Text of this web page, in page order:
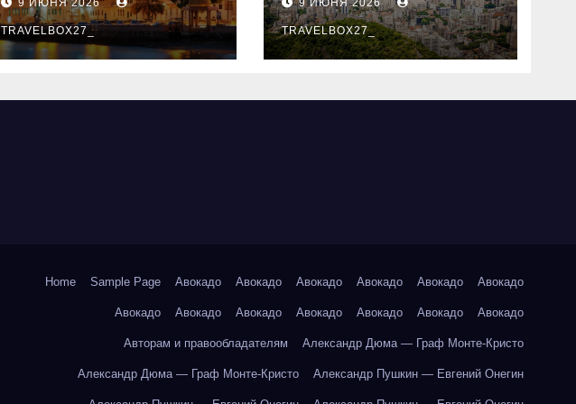
9 ИЮНЯ 2026
TRAVELBOX27_
знали
9 ИЮНЯ 2026
TRAVELBOX27_
Home Sample Page Авокадо Авокадо Авокадо Авокадо Авокадо Авокадо
Авокадо Авокадо Авокадо Авокадо Авокадо Авокадо Авокадо
Авторам и правообладателям Александр Дюма — Граф Монте-Кристо
Александр Дюма — Граф Монте-Кристо Александр Пушкин — Евгений Онегин